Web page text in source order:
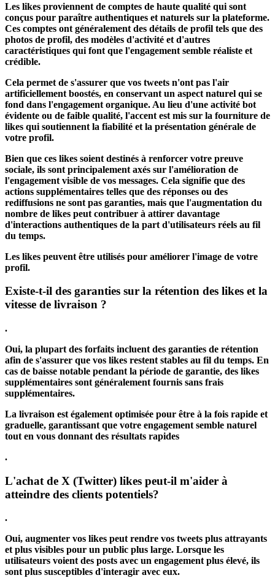
Les likes proviennent de comptes de haute qualité qui sont
conçus pour paraître authentiques et naturels sur la plateforme.
Ces comptes ont généralement des détails de profil tels que des
photos de profil, des modèles d'activité et d'autres
caractéristiques qui font que l'engagement semble réaliste et
crédible.
Cela permet de s'assurer que vos tweets n'ont pas l'air
artificiellement boostés, en conservant un aspect naturel qui se
fond dans l'engagement organique. Au lieu d'une activité bot
évidente ou de faible qualité, l'accent est mis sur la fourniture de
likes qui soutiennent la fiabilité et la présentation générale de
votre profil.
Bien que ces likes soient destinés à renforcer votre preuve
sociale, ils sont principalement axés sur l'amélioration de
l'engagement visible de vos messages. Cela signifie que des
actions supplémentaires telles que des réponses ou des
rediffusions ne sont pas garanties, mais que l'augmentation du
nombre de likes peut contribuer à attirer davantage
d'interactions authentiques de la part d'utilisateurs réels au fil
du temps.
Les likes peuvent être utilisés pour améliorer l'image de votre
profil.
Existe-t-il des garanties sur la rétention des likes et la
vitesse de livraison ?
.
Oui, la plupart des forfaits incluent des garanties de rétention
afin de s'assurer que vos likes restent stables au fil du temps. En
cas de baisse notable pendant la période de garantie, des likes
supplémentaires sont généralement fournis sans frais
supplémentaires.
La livraison est également optimisée pour être à la fois rapide et
graduelle, garantissant que votre engagement semble naturel
tout en vous donnant des résultats rapides
.
L'achat de X (Twitter) likes peut-il m'aider à
atteindre des clients potentiels?
.
Oui, augmenter vos likes peut rendre vos tweets plus attrayants
et plus visibles pour un public plus large. Lorsque les
utilisateurs voient des posts avec un engagement plus élevé, ils
sont plus susceptibles d'interagir avec eux.